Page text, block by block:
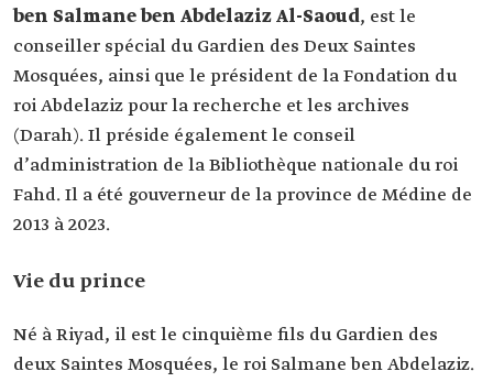
Nom
prince Fayçal ben Salmane ben Abdelaziz Al-
Saoud.
Année de
naissance
1970.
Lieu de
naissance
Riyad.
Conseiller spécial auprès du Gardien des deux
Bibliothèque nationale du roi Fahd.
Éducation
Licence en Sciences Politiques à l'Université du
ben Salmane ben Abdelaziz Al-Saoud, est le
conseiller spécial du Gardien des Deux Saintes
Mosquées, ainsi que le président de la Fondation du
roi Abdelaziz pour la recherche et les archives
(Darah). Il préside également le conseil
d’administration de la Bibliothèque nationale du roi
Fahd. Il a été gouverneur de la province de Médine de
2013 à 2023.
Vie du prince
Né à Riyad, il est le cinquième fils du Gardien des
deux Saintes Mosquées, le roi Salmane ben Abdelaziz.